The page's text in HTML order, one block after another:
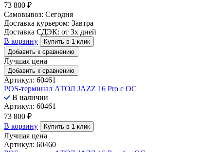
73 800 ₽
Самовывоз: Сегодня
Доставка курьером: Завтра
Доставка СДЭК: от 3х дней
В корзину
Купить в 1 клик
Добавить к сравнению
Лучшая цена
Добавить к сравнению
Артикул: 60461
POS-терминал АТОЛ JAZZ 16 Pro с ОС
В наличии
Артикул: 60461
73 800 ₽
В корзину
Купить в 1 клик
Лучшая цена
Артикул: 60460